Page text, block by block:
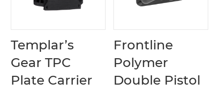
Templar’s
Gear TPC
Plate Carrier
Frontline
Polymer
Double Pistol